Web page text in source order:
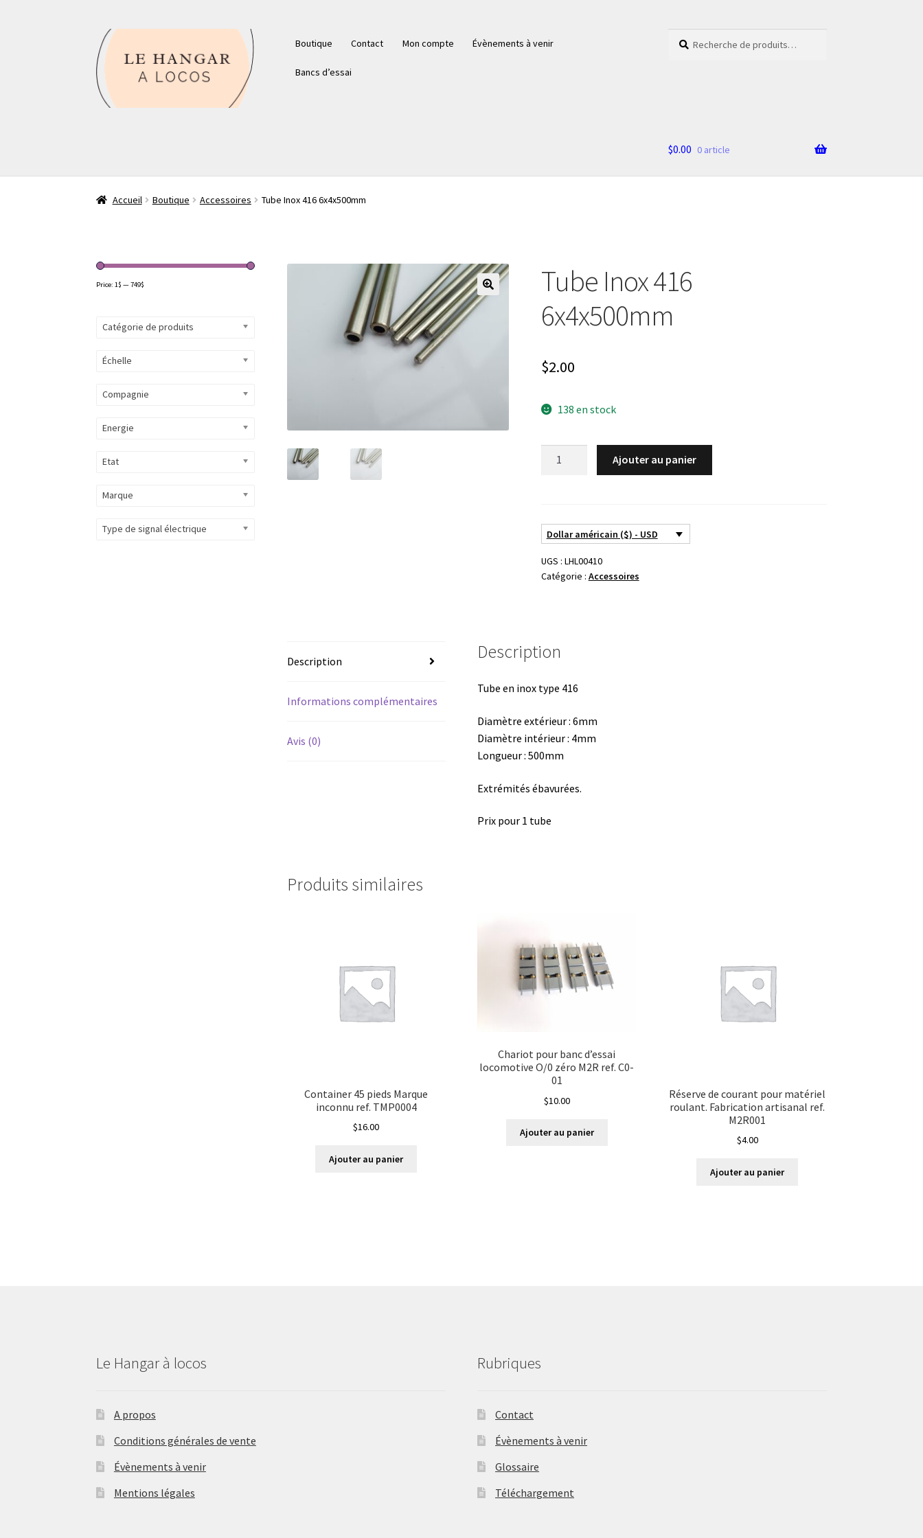
Aller
à
la
navigation
Aller
au
contenu
Boutique Contact Mon compte Évènements à venir
Bancs d’essai
pour :
$0.00 0 article
Accueil Boutique Accessoires Tube Inox 416 6x4x500mm
🔍
Tube Inox 416
6x4x500mm
$2.00
138 en stock
416
6x4x500mm
Ajouter au panier
Dollar américain ($) - USD
UGS : LHL00410
Catégorie : Accessoires
Description
Informations complémentaires
Avis (0)
Description
Tube en inox type 416
Diamètre extérieur : 6mm
Diamètre intérieur : 4mm
Longueur : 500mm
Extrémités ébavurées.
Prix pour 1 tube
Produits similaires
Container 45 pieds Marque
inconnu ref. TMP0004
$16.00
Ajouter au panier
Chariot pour banc d’essai
locomotive O/0 zéro M2R ref. C0-
01
$10.00
Ajouter au panier
Réserve de courant pour matériel
roulant. Fabrication artisanal ref.
M2R001
$4.00
Ajouter au panier
Price:1$ —749$
Catégorie de produits
Échelle
Compagnie
Energie
Etat
Marque
Type de signal électrique
Le Hangar à locos
A propos
Conditions générales de vente
Évènements à venir
Mentions légales
Rubriques
Contact
Évènements à venir
Glossaire
Téléchargement